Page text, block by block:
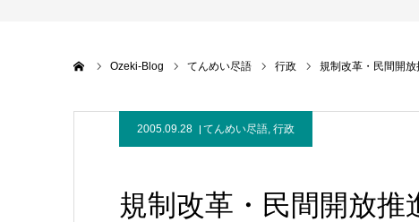
Ozeki-Blog てんめい尽語 行政 規制改革・民間開
2005.09.28 てんめい尽語, 行政
規制改革・民間開放推